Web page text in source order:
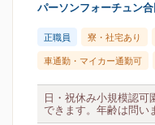
パーソンフォーチュン
正職員 寮・社宅あり
車通勤・マイカー通勤可
日・祝休み小規模認可
できます。年齢は問い